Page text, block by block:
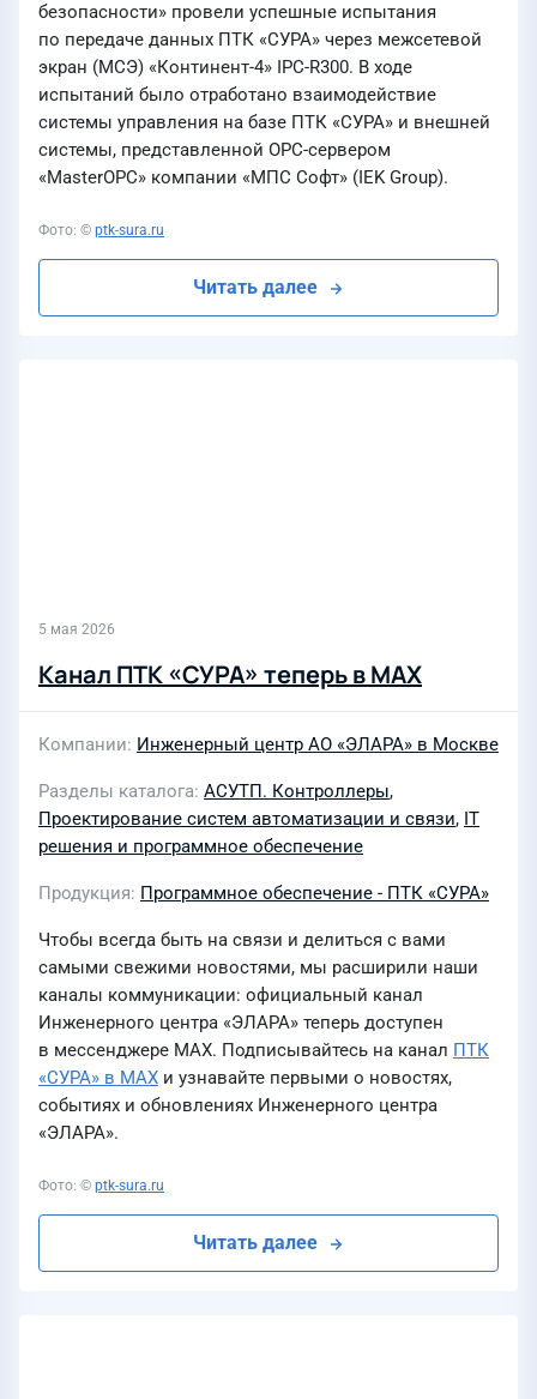
безопасности» провели успешные испытания
по передаче данных ПТК «СУРА» через межсетевой
экран (МСЭ) «Континент-4» IPC-R300. В ходе
испытаний было отработано взаимодействие
системы управления на базе ПТК «СУРА» и внешней
системы, представленной OPC-сервером
«MasterOPC» компании «МПС Софт» (IEK Group).
Читать далее
Фото: © ptk-sura.ru
5 мая 2026
Канал ПТК «СУРА» теперь в MAX
Компании Инженерный центр АО «ЭЛАРА» в Москве
Разделы каталога АСУТП. Контроллеры,
Проектирование систем автоматизации и связи, IT
решения и программное обеспечение
Продукция Программное обеспечение - ПТК «СУРА»
Чтобы всегда быть на связи и делиться с вами
самыми свежими новостями, мы расширили наши
каналы коммуникации: официальный канал
Инженерного центра «ЭЛАРА» теперь доступен
в мессенджере MAX. Подписывайтесь на канал ПТК
«СУРА» в MAX и узнавайте первыми о новостях,
событиях и обновлениях Инженерного центра
«ЭЛАРА».
Читать далее
Фото: © ptk-sura.ru